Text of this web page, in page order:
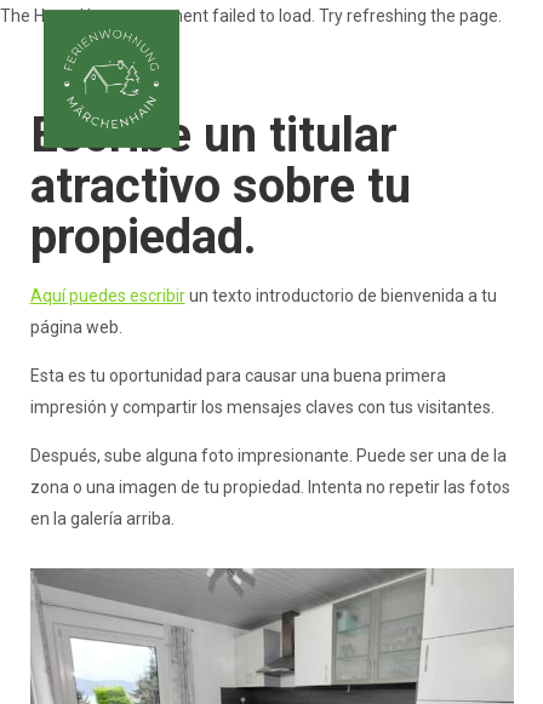
Inicio
Descripción general
Hacer
Precios
Contacto
Consejos para excursiones
The HomeHero component failed to load. Try refreshing the page.
Escribe un titular
atractivo sobre tu
propiedad.
Aquí puedes escribirun texto introductorio de bienvenida a tu
página web.
Esta es tu oportunidad para causar una buena primera
impresión y compartir los mensajes claves con tus visitantes.
Después, sube alguna foto impresionante. Puede ser una de la
zona o una imagen de tu propiedad. Intenta no repetir las fotos
en la galería arriba.